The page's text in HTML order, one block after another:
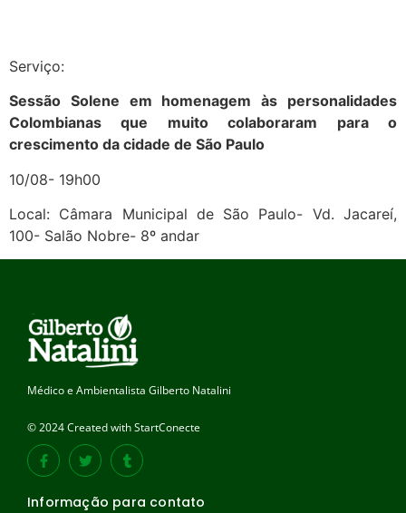
Serviço:
Sessão Solene em homenagem às personalidades
Colombianas que muito colaboraram para o
crescimento da cidade de São Paulo
10/08- 19h00
Local: Câmara Municipal de São Paulo- Vd. Jacareí,
100- Salão Nobre- 8º andar
Médico e Ambientalista Gilberto Natalini
© 2024 Created with StartConecte
Informação para contato